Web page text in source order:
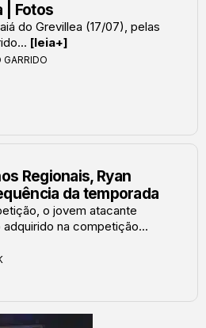
| Fotos
do Grevillea (17/07), pelas
[leia+]
GARRIDO
Regionais, Ryan
da temporada
o jovem atacante
na competição...